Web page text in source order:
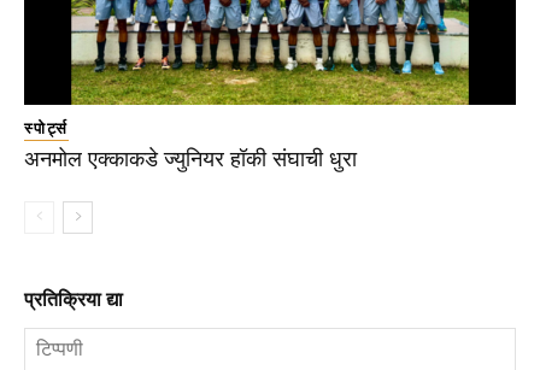
स्पोर्ट्स
अनमोल एक्काकडे ज्युनियर हॉकी संघाची धुरा
प्रतिक्रिया द्या